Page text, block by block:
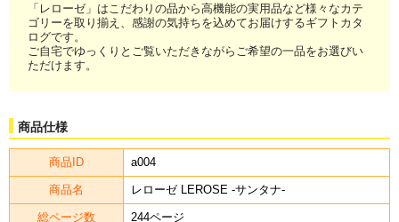
「レローゼ」はこだわりの品から高機能の実用品など様々なカテ
ゴリーを取り揃え、感謝の気持ちを込めてお届けするギフトカタ
ログです。
ご自宅でゆっくりとご覧いただきながらご希望の一品をお選びい
ただけます。
商品仕様
商品ID a004
商品名 レローゼ LEROSE -サンタナ-
総ページ数 244ページ